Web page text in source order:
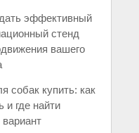
эффективный
стенд
вашего
собак купить: как
и где найти